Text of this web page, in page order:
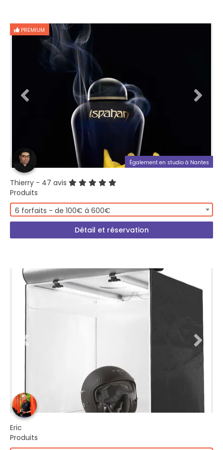
PREMIUM
Également en studio à Nantes
Thierry - 47 avis
Produits
6 forfaits - de 100€ à 600€
Détail et réservation
Eric
Produits